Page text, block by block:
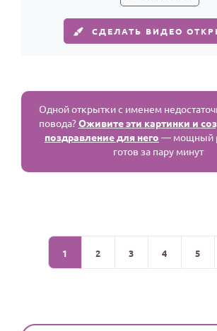
СДЕЛАТЬ ВИДЕО
Одной открытки с именем
повода?Оживите эти картинки и
поздравление для него — мощный
готов за пару минут
1 2 3 4 5